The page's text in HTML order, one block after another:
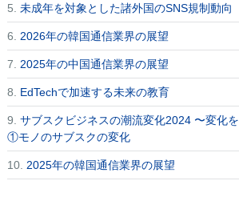
5. 未成年を対象とした諸外国のSNS規制動向
6. 2026年の韓国通信業界の展望
7. 2025年の中国通信業界の展望
8. EdTechで加速する未来の教育
9. サブスクビジネスの潮流変化2024 〜変化
①モノのサブスクの変化
10. 2025年の韓国通信業界の展望